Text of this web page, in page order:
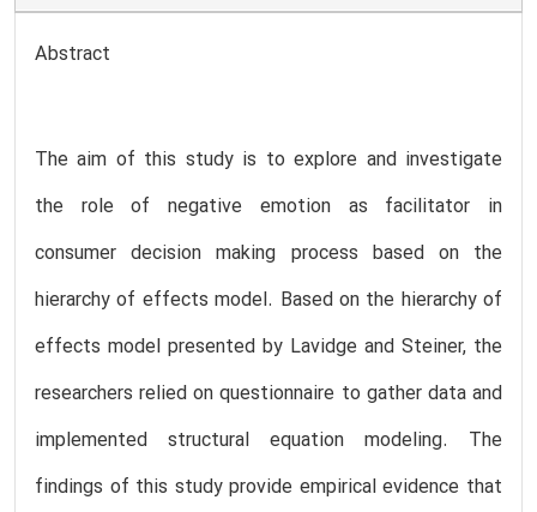
Abstract
The aim of this study is to explore and investigate
the role of negative emotion as facilitator in
consumer decision making process based on the
hierarchy of effects model. Based on the hierarchy of
effects model presented by Lavidge and Steiner, the
researchers relied on questionnaire to gather data and
implemented structural equation modeling. The
findings of this study provide empirical evidence that